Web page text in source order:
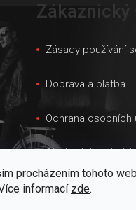
procházením tohoto
informací zde.
Zákaznický
Zásady používání
Doprava a platba
Ochrana osobních
Obchodní
Velkoobchod